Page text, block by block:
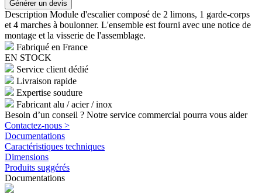
Description Module d'escalier composé de 2 limons, 1 garde-corps
et 4 marches à boulonner. L'ensemble est fourni avec une notice de
montage et la visserie de l'assemblage.
Fabriqué en France
EN STOCK
Service client dédié
Livraison rapide
Expertise soudure
Fabricant alu / acier / inox
Besoin d’un conseil ? Notre service commercial pourra vous aider
Contactez-nous >
Documentations
Caractéristiques techniques
Dimensions
Produits suggérés
Documentations